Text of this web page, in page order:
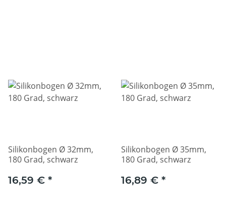
Silikonbogen Ø 32mm,
180 Grad, schwarz
16,59 € *
Silikonbogen Ø 35mm,
180 Grad, schwarz
16,89 € *